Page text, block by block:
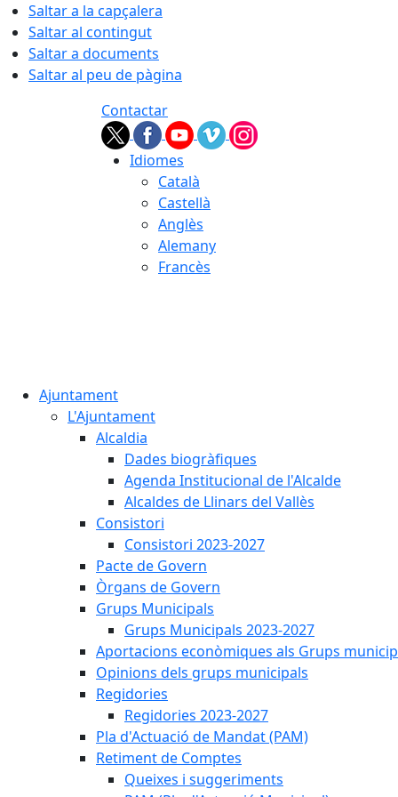
Saltar a la capçalera
Saltar al contingut
Saltar a documents
Saltar al peu de pàgina
Contactar
Idiomes
Català
Castellà
Anglès
Alemany
Francès
Ajuntament
L'Ajuntament
Alcaldia
Dades biogràfiques
Agenda Institucional de l'Alcalde
Alcaldes de Llinars del Vallès
Consistori
Consistori 2023-2027
Pacte de Govern
Òrgans de Govern
Grups Municipals
Grups Municipals 2023-2027
Aportacions econòmiques als Grups
Opinions dels grups municipals
Regidories
Regidories 2023-2027
Pla d'Actuació de Mandat (PAM)
Retiment de Comptes
Queixes i suggeriments